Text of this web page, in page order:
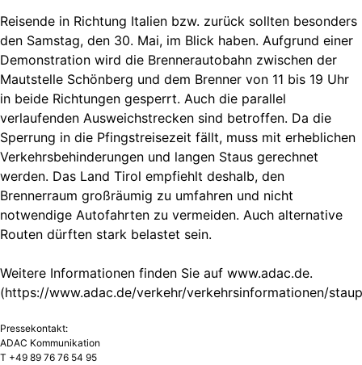
Reisende in Richtung Italien bzw. zurück sollten besonders
den Samstag, den 30. Mai, im Blick haben. Aufgrund einer
Demonstration wird die Brennerautobahn zwischen der
Mautstelle Schönberg und dem Brenner von 11 bis 19 Uhr
in beide Richtungen gesperrt. Auch die parallel
verlaufenden Ausweichstrecken sind betroffen. Da die
Sperrung in die Pfingstreisezeit fällt, muss mit erheblichen
Verkehrsbehinderungen und langen Staus gerechnet
werden. Das Land Tirol empfiehlt deshalb, den
Brennerraum großräumig zu umfahren und nicht
notwendige Autofahrten zu vermeiden. Auch alternative
Routen dürften stark belastet sein.
Weitere Informationen finden Sie auf www.adac.de.
(https://www.adac.de/verkehr/verkehrsinformationen/
Pressekontakt:
ADAC Kommunikation
T +49 89 76 76 54 95